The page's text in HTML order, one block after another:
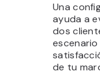
Una
ayuda a
dos
de tu